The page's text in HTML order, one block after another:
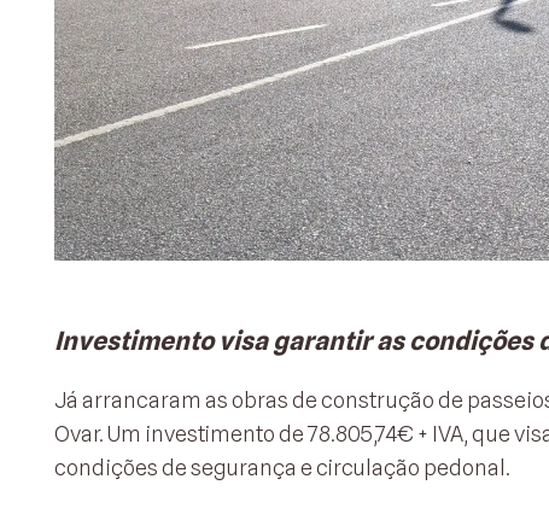
Investimento visa garantir as condições
Já arrancaram as obras de construção de
Ovar. Um investimento de 78.805,74€ + IVA, que
condições de segurança e circulação pedonal.